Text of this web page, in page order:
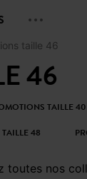
taille 46
46
TAILLE 40
48
toutes nos